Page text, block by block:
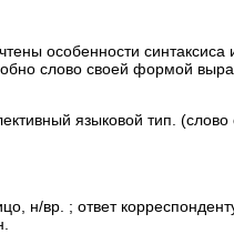
особенности
слово своей формой
языковой тип. (слово
н/вр. ; ответ